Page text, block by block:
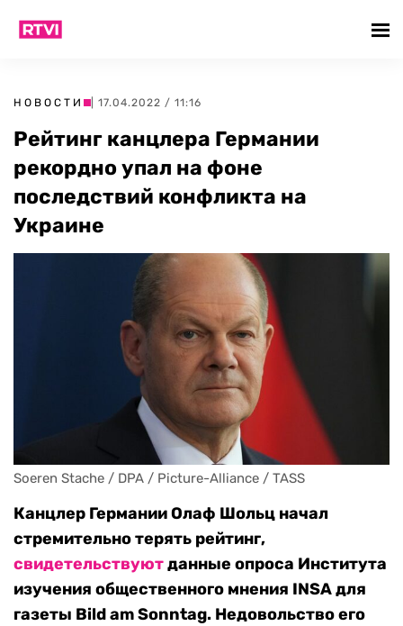
НОВОСТИ | 17.04.2022 / 11:16
Рейтинг канцлера Германии
рекордно упал на фоне
последствий конфликта на
Украине
Soeren Stache / DPA / Picture-Alliance / TASS
Канцлер Германии Олаф Шольц начал
стремительно терять рейтинг,
свидетельствуютданные опроса Института
изучения общественного мнения INSA для
газеты Bild am Sonntag. Недовольство его